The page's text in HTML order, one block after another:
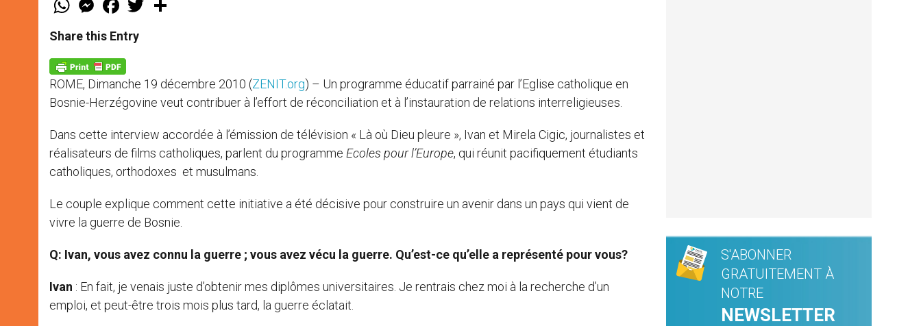
t
s
p
p
e
s
e
g
e
r
a
e
b
k
w
Share this Entry
ROME, Dimanche 19 décembre 2010 (ZENIT.org) – Un programme éducatif parrainé par l’Eglise catholique en
Bosnie-Herzégovine veut contribuer à l’effort de réconciliation et à l’instauration de relations interreligieuses.
Dans cette interview accordée à l’émission de télévision « Là où Dieu pleure », Ivan et Mirela Cigic, journalistes et
réalisateurs de films catholiques, parlent du programme Ecoles pour l’Europe, qui réunit pacifiquement étudiants
catholiques, orthodoxes et musulmans.
Le couple explique comment cette initiative a été décisive pour construire un avenir dans un pays qui vient de
vivre la guerre de Bosnie.
Q: Ivan, vous avez connu la guerre ; vous avez vécu la guerre. Qu’est-ce qu’elle a représenté pour vous?
Ivan : En fait, je venais juste d’obtenir mes diplômes universitaires. Je rentrais chez moi à la recherche d’un
emploi, et peut-être trois mois plus tard, la guerre éclatait.
S'ABONNER
GRATUITEMENT À
NOTRE
NEWSLETTER